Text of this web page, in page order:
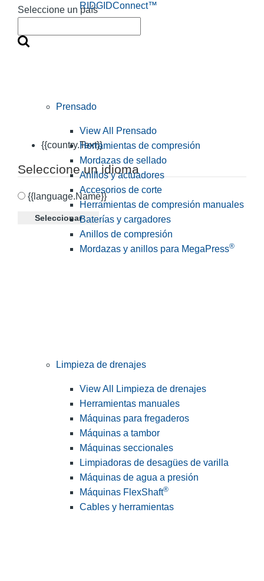
Seleccione un país
{{country.Text}}
Seleccione un idioma
{{language.Name}}
Seleccionar
RIDGIDConnect™
Prensado
View All Prensado
Herramientas de compresión
Mordazas de sellado
Anillos y actuadores
Accesorios de corte
Herramientas de compresión manuales
Baterías y cargadores
Anillos de compresión
Mordazas y anillos para MegaPress®
Limpieza de drenajes
View All Limpieza de drenajes
Herramientas manuales
Máquinas para fregaderos
Máquinas a tambor
Máquinas seccionales
Limpiadoras de desagües de varilla
Máquinas de agua a presión
Máquinas FlexShaft®
Cables y herramientas